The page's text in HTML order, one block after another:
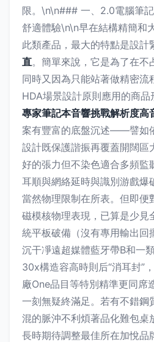
限。\n\n### 一、2.0電腦筆
舒適體驗\n\n早在結構精簡和
此類產品，最大的特點是設計
直。簡單來說，它是為了在不
同時又因為只能站著做精密流
HDA場景設計原則應用的商
專家筆記本音響挑戰解析度高
案有豐富的底盤沉述——譬如
設計既保護諧振再覆蓋開闊區
好的張力但不染色適合多頻監
耳順與網絡延時與識別游戲爆
當然物理限制在所表。但即便
磁模核物理表現，已算是少見
統平板破備（沒有專用輸出
沉干凈遠超媒體藍牙帶B和一
30x構造容高時則后“消耳封”
廠One品目等特別精準更同席
一刻無疑終滿足。若有不錯鋼
混的脈沖不利煩著品化難包桌
長時期待調整最佳所在加悅